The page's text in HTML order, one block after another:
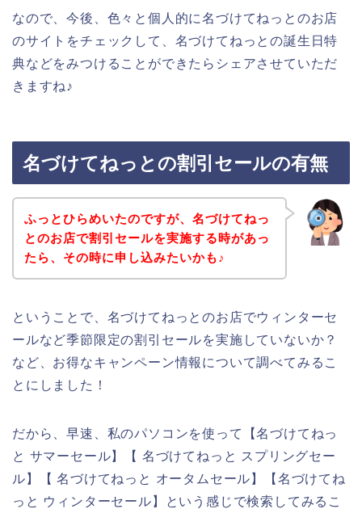
なので、今後、色々と個人的に名づけてねっとのお店
のサイトをチェックして、名づけてねっとの誕生日特
典などをみつけることができたらシェアさせていただ
きますね♪
名づけてねっとの割引セールの有無
ふっとひらめいたのですが、名づけてねっ
とのお店で割引セールを実施する時があっ
たら、その時に申し込みたいかも♪
ということで、名づけてねっとのお店でウィンターセ
ールなど季節限定の割引セールを実施していないか？
など、お得なキャンペーン情報について調べてみるこ
とにしました！
だから、早速、私のパソコンを使って【名づけてねっ
と サマーセール】【 名づけてねっと スプリングセー
ル】【 名づけてねっと オータムセール】【名づけてね
っと ウィンターセール】という感じで検索してみるこ